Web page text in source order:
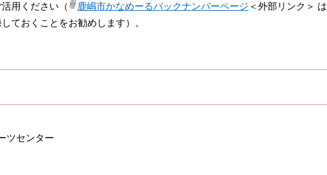
用ください（
鹿嶋市かなめーるバックナンバーページ ＜外部リンク＞ は
ておくことをお勧めします）。
ツセンター